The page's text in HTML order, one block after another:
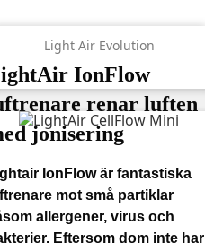
Light Air Evolution
IonFlow
renar luften
jonisering
IonFlow är fantastiska
mot små partiklar
allergener, virus och
Eftersom dom inte har